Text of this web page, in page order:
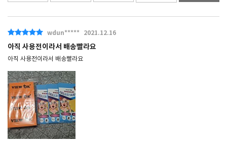
wdun***** 2021.12.16
아직 사용전이라서 배송빨라요
아직 사용전이라서 배송빨라요